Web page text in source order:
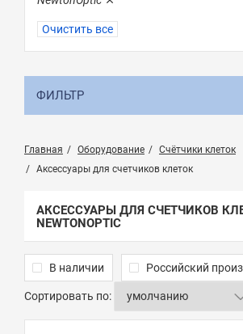
Очистить все
ФИЛЬТР
Главная Оборудование
Счётчики клеток
Аксессуары для счетчиков клеток
АКСЕССУАРЫ ДЛЯ СЧЕТЧИКОВ
NEWTONOPTIC
В наличии Российский
Сортировать по: